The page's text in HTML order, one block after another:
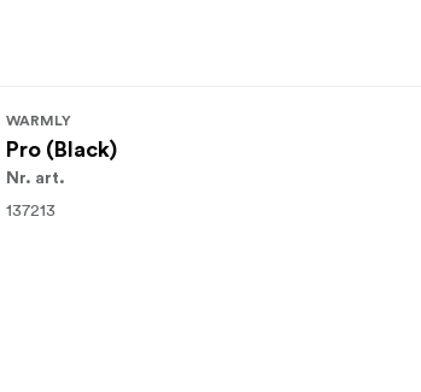
WARMLY
Pro (Black)
Nr. art.
137213